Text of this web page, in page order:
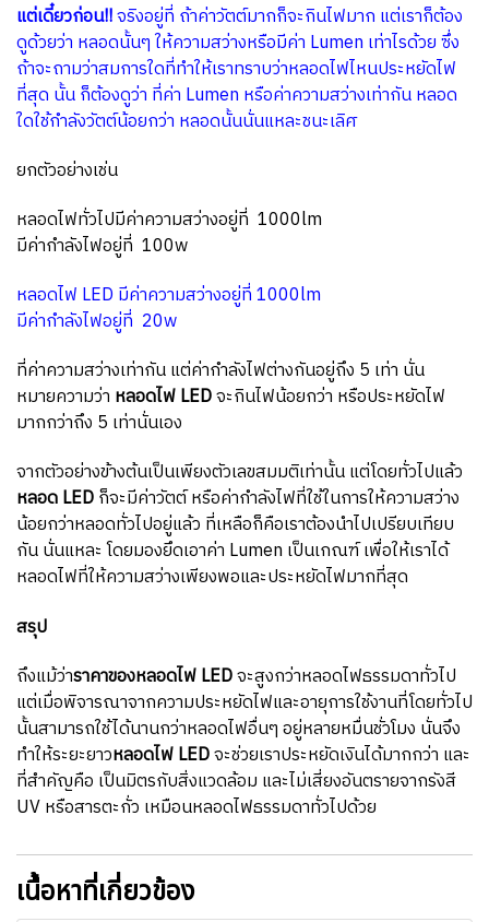
แต่เดี๋ยวก่อน!!จริงอยู่ที่ ถ้าค่าวัตต์มากก็จะกินไฟมาก แต่เราก็ต้อง
ดูด้วยว่า หลอดนั้นๆ ให้ความสว่างหรือมีค่า Lumen เท่าไรด้วย ซึ่ง
ถ้าจะถามว่าสมการใดที่ทำให้เราทราบว่าหลอดไฟไหนประหยัดไฟ
ที่สุด นั้น ก็ต้องดูว่า ที่ค่า Lumen หรือค่าความสว่างเท่ากัน หลอด
ใดใช้กำลังวัตต์น้อยกว่า หลอดนั้นนั่นแหละชนะเลิศ
ยกตัวอย่างเช่น
หลอดไฟทั่วไปมีค่าความสว่างอยู่ที่ 1000lm
มีค่ากำลังไฟอยู่ที่ 100w
หลอดไฟ LED มีค่าความสว่างอยู่ที่ 1000lm
มีค่ากำลังไฟอยู่ที่ 20w
ที่ค่าความสว่างเท่ากัน แต่ค่ากำลังไฟต่างกันอยู่ถึง 5 เท่า นั่น
หมายความว่า หลอดไฟ LEDจะกินไฟน้อยกว่า หรือประหยัดไฟ
มากกว่าถึง 5 เท่านั่นเอง
จากตัวอย่างข้างต้นเป็นเพียงตัวเลขสมมติเท่านั้น แต่โดยทั่วไปแล้ว
หลอด LEDก็จะมีค่าวัตต์ หรือค่ากำลังไฟที่ใช้ในการให้ความสว่าง
น้อยกว่าหลอดทั่วไปอยู่แล้ว ที่เหลือก็คือเราต้องนำไปเปรียบเทียบ
กัน นั่นแหละ โดยมองยึดเอาค่า Lumen เป็นเกณฑ์ เพื่อให้เราได้
หลอดไฟที่ให้ความสว่างเพียงพอและประหยัดไฟมากที่สุด
สรุป
ถึงแม้ว่าราคาของหลอดไฟ LEDจะสูงกว่าหลอดไฟธรรมดาทั่วไป
แต่เมื่อพิจารณาจากความประหยัดไฟและอายุการใช้งานที่โดยทั่วไป
นั้นสามารถใช้ได้นานกว่าหลอดไฟอื่นๆ อยู่หลายหมื่นชั่วโมง นั่นจึง
ทำให้ระยะยาวหลอดไฟ LEDจะช่วยเราประหยัดเงินได้มากกว่า และ
ที่สำคัญคือ เป็นมิตรกับสิ่งแวดล้อม และไม่เสี่ยงอันตรายจากรังสี
UV หรือสารตะกั่ว เหมือนหลอดไฟธรรมดาทั่วไปด้วย
เนื้อหาที่เกี่ยวข้อง